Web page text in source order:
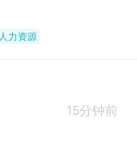
人力资源
15分钟前